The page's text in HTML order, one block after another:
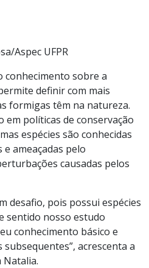
Aspec UFPR
conhecimento sobre a
definir com mais
formigas têm na natureza.
em políticas de conservação
espécies são conhecidas
ameaçadas pelo
causadas pelos
desafio, pois possui espécies
sentido nosso estudo
conhecimento básico e
acrescenta a
Natalia.